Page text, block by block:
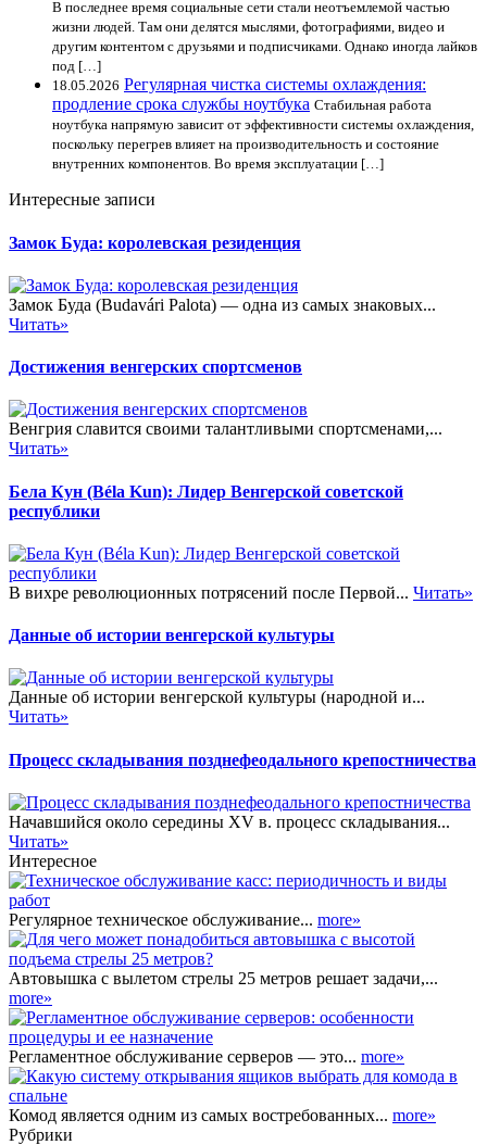
В последнее время социальные сети стали неотъемлемой частью
жизни людей. Там они делятся мыслями, фотографиями, видео и
другим контентом с друзьями и подписчиками. Однако иногда лайков
под […]
18.05.2026 Регулярная чистка системы охлаждения:
продление срока службы ноутбука Стабильная работа
ноутбука напрямую зависит от эффективности системы охлаждения,
поскольку перегрев влияет на производительность и состояние
внутренних компонентов. Во время эксплуатации […]
Интересные записи
Замок Буда: королевская резиденция
Замок Буда (Budavári Palota) — одна из самых знаковых...
Читать»
Достижения венгерских спортсменов
Венгрия славится своими талантливыми спортсменами,...
Читать»
Бела Кун (Béla Kun): Лидер Венгерской советской
республики
В вихре революционных потрясений после Первой... Читать»
Данные об истории венгерской культуры
Данные об истории венгерской культуры (народной и...
Читать»
Процесс складывания позднефеодального крепостничества
Начавшийся около середины XV в. процесс складывания...
Читать»
Интересное
Регулярное техническое обслуживание... more»
Автовышка с вылетом стрелы 25 метров решает задачи,...
more»
Регламентное обслуживание серверов — это... more»
Комод является одним из самых востребованных... more»
Рубрики